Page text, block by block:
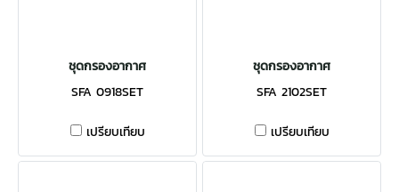
ชุดกรองอากาศ
SFA 0918SET
เปรียบเทียบ
ชุดกรองอากาศ
SFA 2102SET
เปรียบเทียบ